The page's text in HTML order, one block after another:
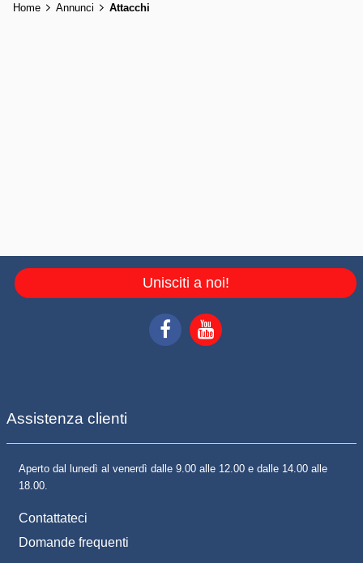
Home Annunci Attacchi
Unisciti a noi!
Assistenza clienti
Aperto dal lunedì al venerdì dalle 9.00 alle 12.00 e dalle 14.00 alle
18.00.
Contattateci
Domande frequenti